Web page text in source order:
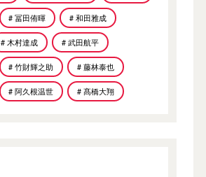
# 冨田侑暉 # 和田雅成
# 木村達成 # 武田航平
# 竹財輝之助 # 藤林泰也
# 阿久根温世 # 髙橋大翔